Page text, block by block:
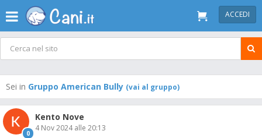
ACCEDI
Sei in Gruppo American Bully (vai al gruppo)
0
Kento Nove
4 Nov 2024 alle 20:13